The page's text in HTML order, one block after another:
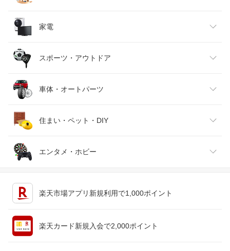
インナー・下着・ナイトウェア
バッグ・小物・ブランド雑貨
靴
腕時計
ジュエリー・アクセサリー
ビール・洋酒
ワイン
日本酒・焼酎
医薬品・コンタクト・介護
キッズ・ベビー・マタニティ
おもちゃ
家電
家電
TV・オーディオ・カメラ
スマートフォン・タブレット
パソコン・周辺機器
スポーツ・アウトドア
スポーツ・アウトドア
ゴルフ
車体・オートパーツ
車用品・バイク用品
車・バイク
住まい・ペット・DIY
インテリア・寝具・収納
エンタメ・ホビー
楽天市場アプリ新規利用で1,000ポイント
楽天カード新規入会で2,000ポイント